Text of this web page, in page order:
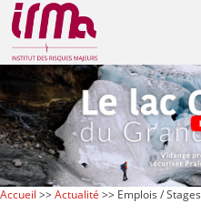
Accueil >>Actualité >> Emplois / Stages